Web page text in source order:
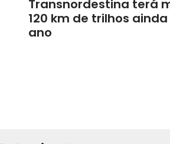
Transnordestina terá
120 km de trilhos
ano